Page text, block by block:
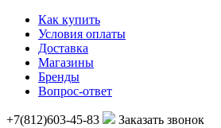
Как купить
Условия оплаты
Доставка
Магазины
Бренды
Вопрос-ответ
+7(812)603-45-83 Заказать звонок